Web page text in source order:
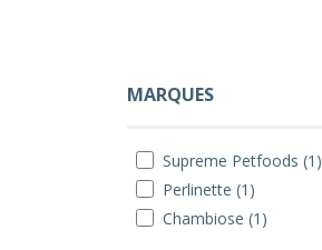
MARQUES
Supreme Petfoods (1)
Perlinette (1)
Chambiose (1)